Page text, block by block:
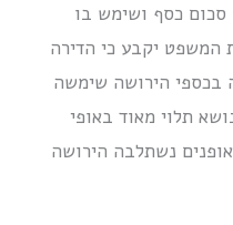
סכום כסף ושימש בו
המשפט יקבע כי הדירה
הירושה שימשה
תלוי מאוד באופי
נשתלבה הירושה